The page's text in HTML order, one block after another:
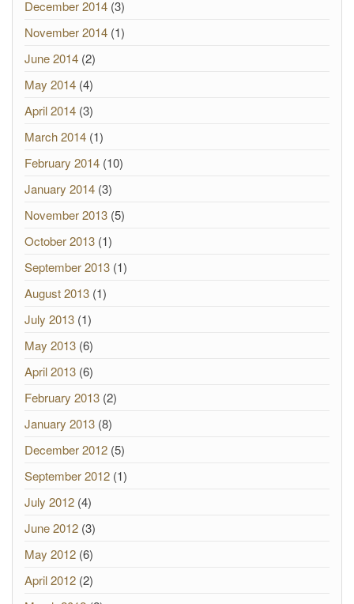
December 2014 (3)
November 2014 (1)
June 2014 (2)
May 2014 (4)
April 2014 (3)
March 2014 (1)
February 2014 (10)
January 2014 (3)
November 2013 (5)
October 2013 (1)
September 2013 (1)
August 2013 (1)
July 2013 (1)
May 2013 (6)
April 2013 (6)
February 2013 (2)
January 2013 (8)
December 2012 (5)
September 2012 (1)
July 2012 (4)
June 2012 (3)
May 2012 (6)
April 2012 (2)